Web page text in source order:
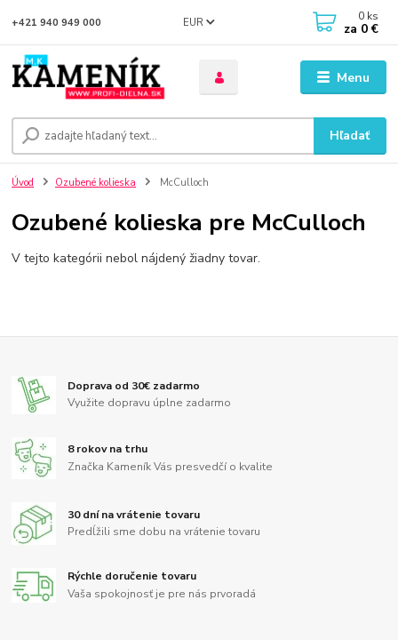
Menu
EUR
Hľadať
+421 940 949 000 0 ks
za 0 €
Úvod Ozubené kolieska McCulloch
Ozubené kolieska pre McCulloch
V tejto kategórii nebol nájdený žiadny tovar.
Doprava od 30€ zadarmo
Využite dopravu úplne zadarmo
8 rokov na trhu
Značka Kameník Vás presvedčí o kvalite
30 dní na vrátenie tovaru
Predĺžili sme dobu na vrátenie tovaru
Rýchle doručenie tovaru
Vaša spokojnosť je pre nás prvoradá